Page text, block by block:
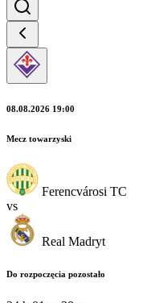
08.08.2026 19:00
Mecz towarzyski
Ferencvárosi TC
vs
Real Madryt
Do rozpoczęcia pozostało